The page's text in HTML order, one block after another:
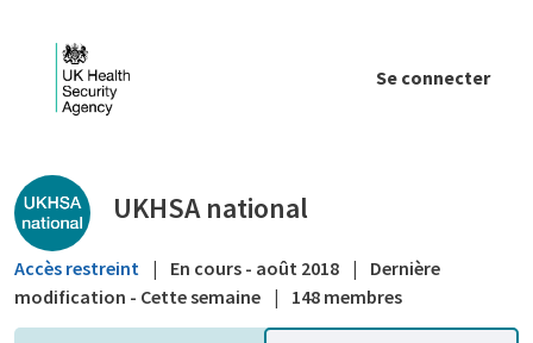
Se connecter
Public library - UKHSA national
UKHSA national
Accès restreint | En cours - août 2018 |
Dernière
modification - Cette semaine | 148 membres